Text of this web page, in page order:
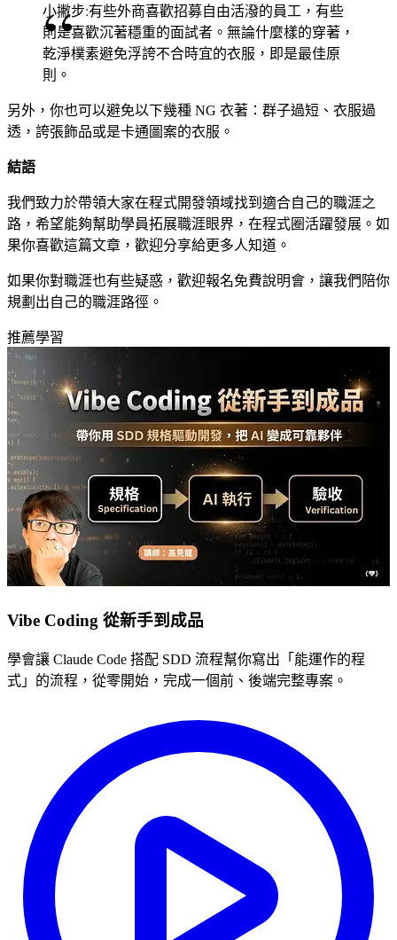
小撇步:有些外商喜歡招募自由活潑的員工，有些
則是喜歡沉著穩重的面試者。無論什麼樣的穿著，
乾淨樸素避免浮誇不合時宜的衣服，即是最佳原
則。
另外，你也可以避免以下幾種 NG 衣著：群子過短、衣服過
透，誇張飾品或是卡通圖案的衣服。
結語
我們致力於帶領大家在程式開發領域找到適合自己的職涯之
路，希望能夠幫助學員拓展職涯眼界，在程式圈活躍發展。如
果你喜歡這篇文章，歡迎分享給更多人知道。
如果你對職涯也有些疑惑，歡迎報名免費說明會 ，讓我們陪你
規劃出自己的職涯路徑。
推薦學習
Vibe Coding 從新手到成品
學會讓 Claude Code 搭配 SDD 流程幫你寫出「能運作的程
式」的流程，從零開始，完成一個前、後端完整專案。